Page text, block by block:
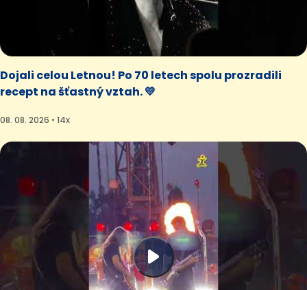
Dojali celou Letnou! Po 70 letech spolu prozradili
recept na šťastný vztah. 💛
08. 08. 2026 • 14x